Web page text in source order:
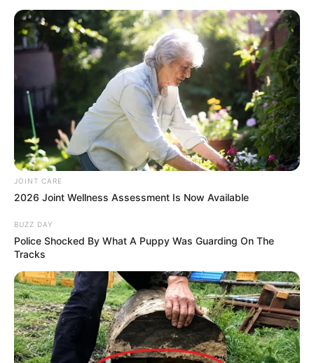
JOINT CARE
2026 Joint Wellness Assessment Is Now Available
BUZZ DAY
Police Shocked By What A Puppy Was Guarding On The
Tracks